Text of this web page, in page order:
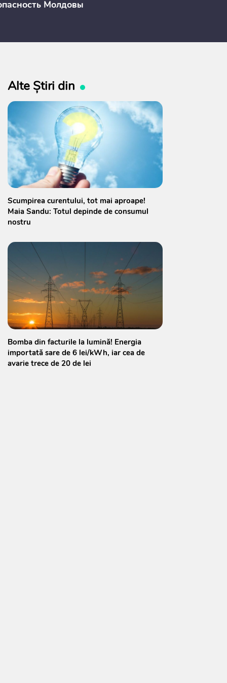
Молдовы
Alte Știri din
Scumpirea curentului, tot mai aproape!
Maia Sandu: Totul depinde de consumul
nostru
Bomba din facturile la lumină! Energia
importată sare de 6 lei/kWh, iar cea de
avarie trece de 20 de lei